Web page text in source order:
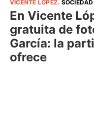
VICENTE LÓPEZ. SOCIEDAD
En Vicente
gratuita de
García: la
ofrece